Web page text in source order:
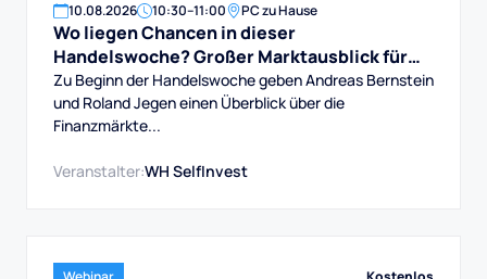
10.08.2026 10:30–11:00 PC zu Hause
Wo liegen Chancen in dieser
Handelswoche? Großer Marktausblick für
DAX, Dow, Gold und Aktien
Zu Beginn der Handelswoche geben Andreas Bernstein
und Roland Jegen einen Überblick über die
Finanzmärkte...
Veranstalter:WH SelfInvest